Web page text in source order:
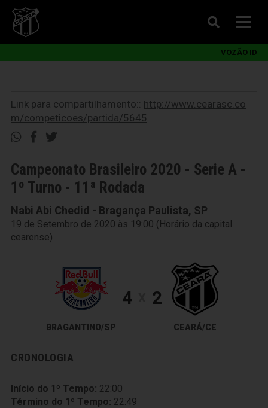
VOZÃO ID
Link para compartilhamento:: http://www.cearasc.co
m/competicoes/partida/5645
Campeonato Brasileiro 2020 - Serie A -
1º Turno - 11ª Rodada
Nabi Abi Chedid - Bragança Paulista, SP
19 de Setembro de 2020 às 19:00 (Horário da capital
cearense)
BRAGANTINO/SP
4 2
CEARÁ/CE
CRONOLOGIA
Início do 1º Tempo: 22:00
Término do 1º Tempo: 22:49